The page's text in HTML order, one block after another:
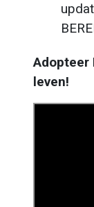
Adopteer
leven!